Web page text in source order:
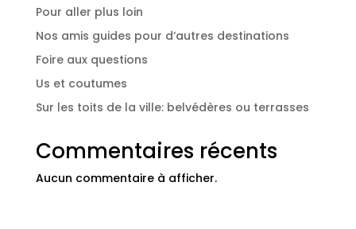
Pour aller plus loin
Nos amis guides pour d’autres destinations
Foire aux questions
Us et coutumes
Sur les toits de la ville: belvédères ou terrasses
Commentaires récents
Aucun commentaire à afficher.